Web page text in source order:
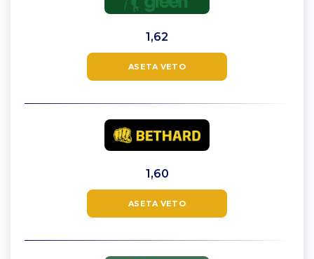
1,62
ASETA VETO
1,60
ASETA VETO